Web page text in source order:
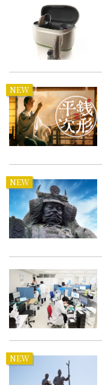
NEW
NEW
NEW